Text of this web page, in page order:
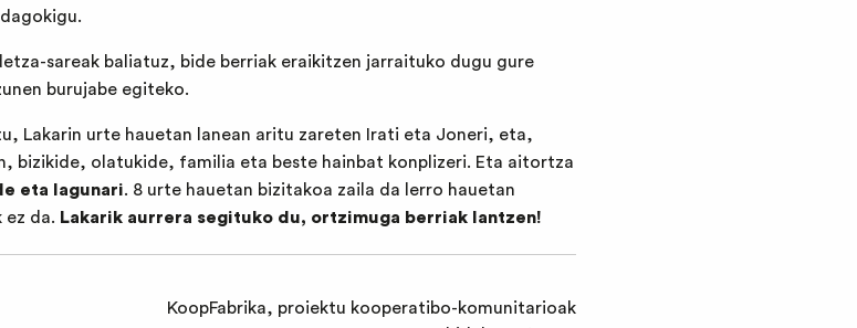
sareak baliatuz, bide berriak eraikitzen jarraituko dugu gure
burujabe egiteko.
Lakarin urte hauetan lanean aritu zareten Irati eta Joneri, eta,
bizikide, olatukide, familia eta beste hainbat konplizeri. Eta aitortza
eta lagunari. 8 urte hauetan bizitakoa zaila da lerro hauetan
ez da. Lakarik aurrera segituko du, ortzimuga berriak lantzen!
KoopFabrika, proiektu kooperatibo-komunitarioak